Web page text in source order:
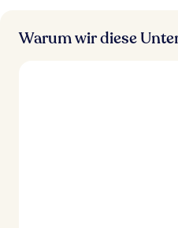
Warum wir diese